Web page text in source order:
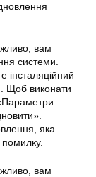
вам
системи.
інсталяційний
. Щоб виконати
Параметри
яка
помилку.
вам